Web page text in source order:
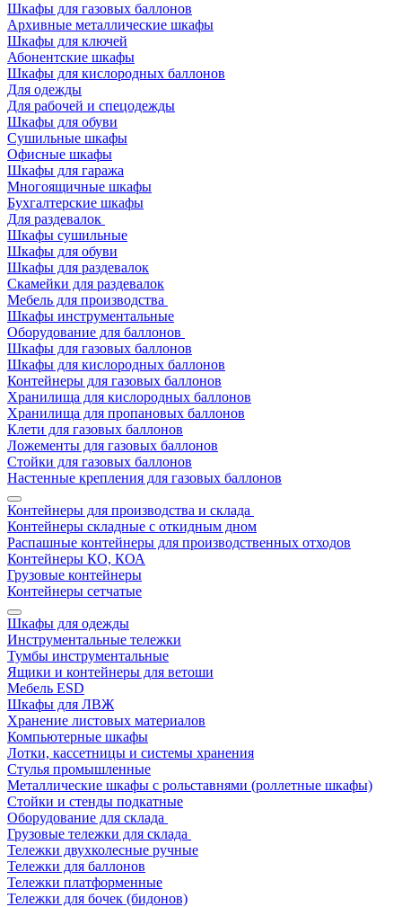
Шкафы для газовых баллонов
Архивные металлические шкафы
Шкафы для ключей
Абонентские шкафы
Шкафы для кислородных баллонов
Для одежды
Для рабочей и спецодежды
Шкафы для обуви
Сушильные шкафы
Офисные шкафы
Шкафы для гаража
Многоящичные шкафы
Бухгалтерские шкафы
Для раздевалок
Шкафы сушильные
Шкафы для обуви
Шкафы для раздевалок
Скамейки для раздевалок
Мебель для производства
Шкафы инструментальные
Оборудование для баллонов
Шкафы для газовых баллонов
Шкафы для кислородных баллонов
Контейнеры для газовых баллонов
Хранилища для кислородных баллонов
Хранилища для пропановых баллонов
Клети для газовых баллонов
Ложементы для газовых баллонов
Стойки для газовых баллонов
Настенные крепления для газовых баллонов
Контейнеры для производства и склада
Контейнеры складные с откидным дном
Распашные контейнеры для производственных отходов
Контейнеры КО, КОА
Грузовые контейнеры
Контейнеры сетчатые
Шкафы для одежды
Инструментальные тележки
Тумбы инструментальные
Ящики и контейнеры для ветоши
Мебель ESD
Шкафы для ЛВЖ
Хранение листовых материалов
Компьютерные шкафы
Лотки, кассетницы и системы хранения
Стулья промышленные
Металлические шкафы с рольставнями (роллетные шкафы)
Стойки и стенды подкатные
Оборудование для склада
Грузовые тележки для склада
Тележки двухколесные ручные
Тележки для баллонов
Тележки платформенные
Тележки для бочек (бидонов)